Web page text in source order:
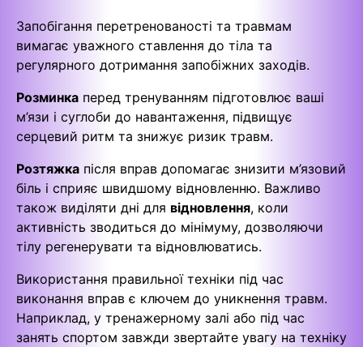
Запобігання перетренованості та травмам
вимагає уважного ставлення до тіла та
регулярного дотримання запобіжних заходів.
Розминка перед тренуванням підготовлює ваші
м’язи і суглоби до навантаження, підвищує
серцевий ритм та знижує ризик травм.
Розтяжка після вправ допомагає знизити м’язовий
біль і сприяє швидшому відновленню. Важливо
також виділяти дні для відновлення, коли
активність зводиться до мінімуму, дозволяючи
тілу регенерувати та відновлюватись.
Використання правильної техніки під час
виконання вправ є ключем до уникнення травм.
Наприклад, у тренажерному залі або під час
занять спортом завжди звертайте увагу на техніку